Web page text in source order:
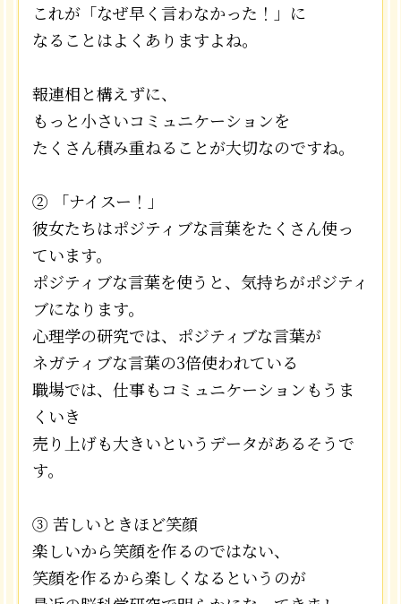
これが「なぜ早く言わなかった！」に
なることはよくありますよね。
報連相と構えずに、
もっと小さいコミュニケーションを
たくさん積み重ねることが大切なのですね。
② 「ナイスー！」
彼女たちはポジティブな言葉をたくさん使っ
ています。
ポジティブな言葉を使うと、気持ちがポジティ
ブになります。
心理学の研究では、ポジティブな言葉が
ネガティブな言葉の3倍使われている
職場では、仕事もコミュニケーションもうま
くいき
売り上げも大きいというデータがあるそうで
す。
③ 苦しいときほど笑顔
楽しいから笑顔を作るのではない、
笑顔を作るから楽しくなるというのが